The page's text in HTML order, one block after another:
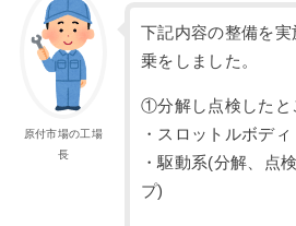
原付市場の工場
長
下記内容の整備を
乗をしました。
①分解し点検したと
・スロットルボディ
・駆動系(分解、点
プ)